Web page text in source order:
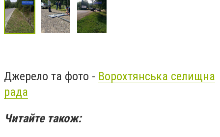
Джерело та фото - Ворохтянська селищна
рада
Читайте також: